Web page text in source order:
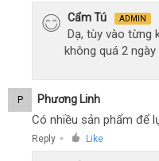
Cẩm Tú ADMIN
Dạ, tùy vào từng
không quá 2
P Phương Linh
Có nhiều sản phẩm để
Reply ● Like